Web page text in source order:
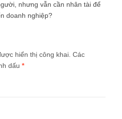
nhưng vẫn cần nhân tài để
doanh nghiệp?
hiển thị công khai. Các
dấu *